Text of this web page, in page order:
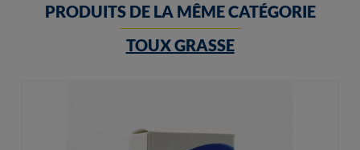
PRODUITS DE LA MÊME CATÉGORIE
TOUX GRASSE